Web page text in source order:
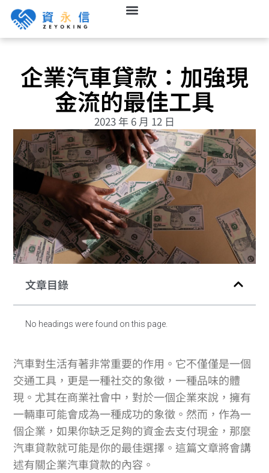
企業汽車貸款：加強現
金流的最佳工具
2023 年 6 月 12 日
文章目錄
No headings were found on this page.
汽車對生活有著非常重要的作用。它不僅僅是一個
交通工具，更是一種社交的象徵，一種品味的體
現。尤其在商業社會中，對於一個企業來說，擁有
一輛車可能會成為一種成功的象徵。然而，作為一
個企業，如果你缺乏足夠的資金去支付現金，那麼
汽車貸款就可能是你的最佳選擇。這篇文章將會講
述有關企業汽車貸款的內容。